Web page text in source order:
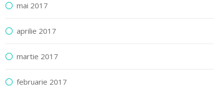
mai 2017
aprilie 2017
martie 2017
februarie 2017